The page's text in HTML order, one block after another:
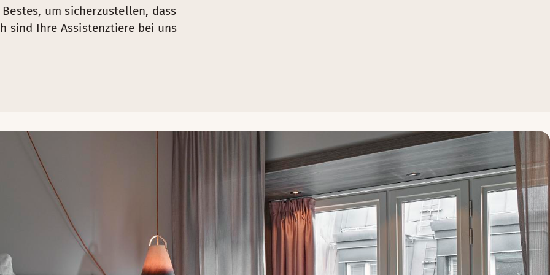
um sicherzustellen, dass
sind Ihre Assistenztiere bei uns
A vibrating fire alarm clock of course! This is just one of our clever solutions for guest with disabilities.